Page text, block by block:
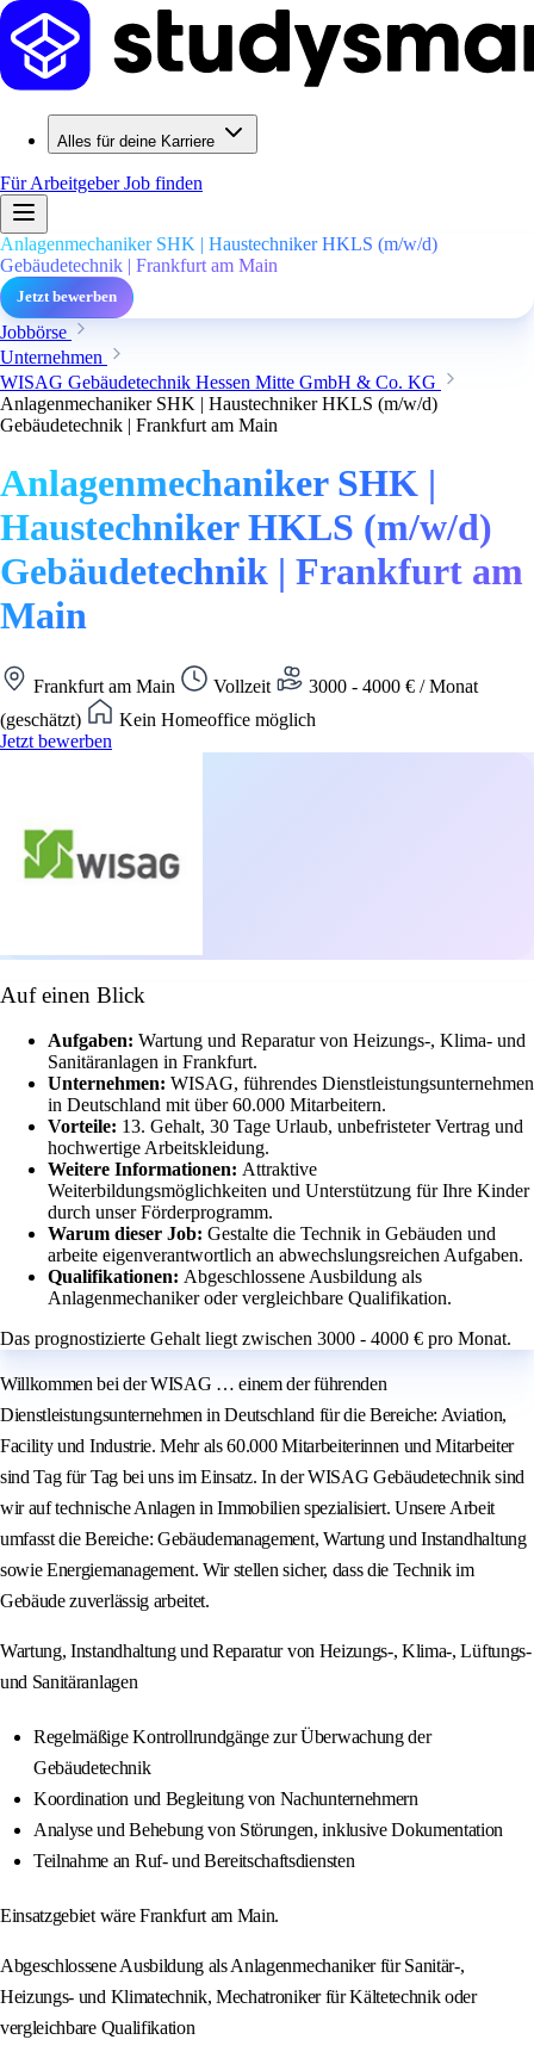
Alles für deine Karriere
Für ArbeitgeberJob finden
Anlagenmechaniker SHK | Haustechniker HKLS (m/w/d)
Gebäudetechnik | Frankfurt am Main
Jetzt bewerben
Jobbörse
Unternehmen
WISAG Gebäudetechnik Hessen Mitte GmbH & Co. KG
Anlagenmechaniker SHK | Haustechniker HKLS (m/w/d)
Gebäudetechnik | Frankfurt am Main
Anlagenmechaniker SHK |
Haustechniker HKLS (m/w/d)
Gebäudetechnik | Frankfurt am
Main
Frankfurt am Main Vollzeit
3000 - 4000 € / Monat
(geschätzt)
Kein Homeoffice möglich
Jetzt bewerben
Auf einen Blick
Aufgaben: Wartung und Reparatur von Heizungs-, Klima- und
Sanitäranlagen in Frankfurt.
Unternehmen: WISAG, führendes Dienstleistungsunternehmen
in Deutschland mit über 60.000 Mitarbeitern.
Vorteile: 13. Gehalt, 30 Tage Urlaub, unbefristeter Vertrag und
hochwertige Arbeitskleidung.
Weitere Informationen: Attraktive
Weiterbildungsmöglichkeiten und Unterstützung für Ihre Kinder
durch unser Förderprogramm.
Warum dieser Job: Gestalte die Technik in Gebäuden und
arbeite eigenverantwortlich an abwechslungsreichen Aufgaben.
Qualifikationen: Abgeschlossene Ausbildung als
Anlagenmechaniker oder vergleichbare Qualifikation.
Das prognostizierte Gehalt liegt zwischen 3000 - 4000 € pro Monat.
Willkommen bei der WISAG … einem der führenden
Dienstleistungsunternehmen in Deutschland für die Bereiche: Aviation,
Facility und Industrie. Mehr als 60.000 Mitarbeiterinnen und Mitarbeiter
sind Tag für Tag bei uns im Einsatz. In der WISAG Gebäudetechnik sind
wir auf technische Anlagen in Immobilien spezialisiert. Unsere Arbeit
umfasst die Bereiche: Gebäudemanagement, Wartung und Instandhaltung
sowie Energiemanagement. Wir stellen sicher, dass die Technik im
Gebäude zuverlässig arbeitet.
Wartung, Instandhaltung und Reparatur von Heizungs-, Klima-, Lüftungs-
und Sanitäranlagen
Regelmäßige Kontrollrundgänge zur Überwachung der
Gebäudetechnik
Koordination und Begleitung von Nachunternehmern
Analyse und Behebung von Störungen, inklusive Dokumentation
Teilnahme an Ruf- und Bereitschaftsdiensten
Einsatzgebiet wäre Frankfurt am Main.
Abgeschlossene Ausbildung als Anlagenmechaniker für Sanitär-,
Heizungs- und Klimatechnik, Mechatroniker für Kältetechnik oder
vergleichbare Qualifikation